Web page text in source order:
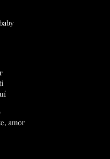
amor